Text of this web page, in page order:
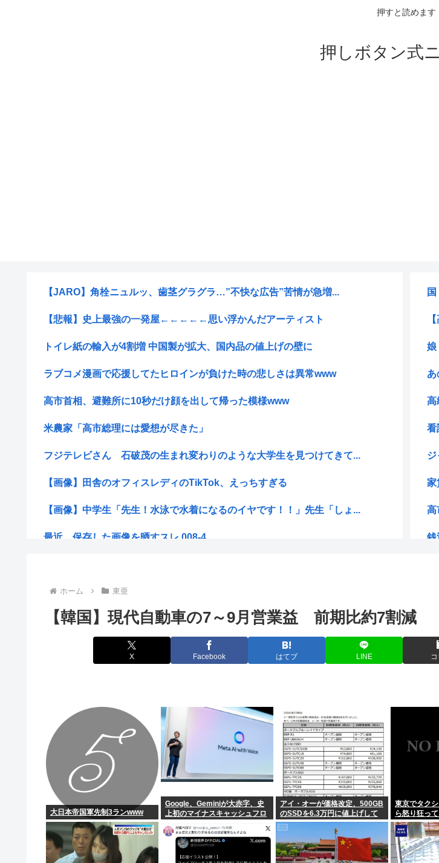
押すと読めます
押しボタン式
【JARO】角栓ニュルッ、歯茎グラグラ…”不快な広告”苦情が急増...
【悲報】史上最強の一発屋←←←←←思い浮かんだアーティスト
トイレ紙の輸入が4割増 中国製が拡大、国内品の値上げの壁に
ラブコメ漫画で応援してたヒロインが負けた時の悲しさは異常www
高市首相、避難所に10秒だけ顔を出して帰った模様www
米農家「高市総理には愛想が尽きた」
フジテレビさん 石破茂の生まれ変わりのような大学生を見つけてきて...
【画像】田舎のオフィスレディのTikTok、えっちすぎる
【画像】中学生「先生！水泳で水着になるのイヤです！！」先生「しょ...
最近、保存した画像を晒すスレ 008-4
江戸時代って動物性タンパク質が魚しか無かったんよな？
イスラム教徒、ついに犬の散歩にも文句を言い始める「犬はハラーム（...
【悲報】公立中学校の闇、可視化されるwww
【元ジャンポケ】斉藤慎二被告に懲役7年求刑 不同意性交などの罪
【朗報】ファイアーエムブレムさん、ついにキャラ成長率がゲーム内で...
【衝撃】マツダ、CX-5がバカ売れで黒字転換www(※画像あり)
【香川県】フィリピン国籍の外国語指導助手、女子生徒への不同意わい...
【コンゴ】エボラ出血熱、感染3600人 過去最大の流行に
娘
あ
高
看
ジ
家
高
銭
【
避
ホーム 東亜
【韓国】現代自動車の7～9月営業益 前期比約7割減
X Facebook はてブ LINE
大日本帝国軍先制3ランwww
Google、Geminiが大赤字、史
上初のマイナスキャッシュフロ
アイ・オーが価格改定、500GB
のSSDを6.3万円に値上げして
しまう 元の値段3.4万からほぼ2
倍の地獄へ
東京でタク
ら怒り狂っ
してるやつ
バーwww